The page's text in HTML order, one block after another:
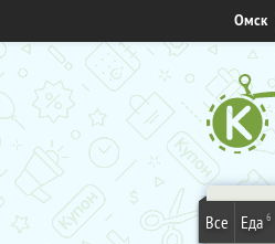
Омск
Все Еда 6